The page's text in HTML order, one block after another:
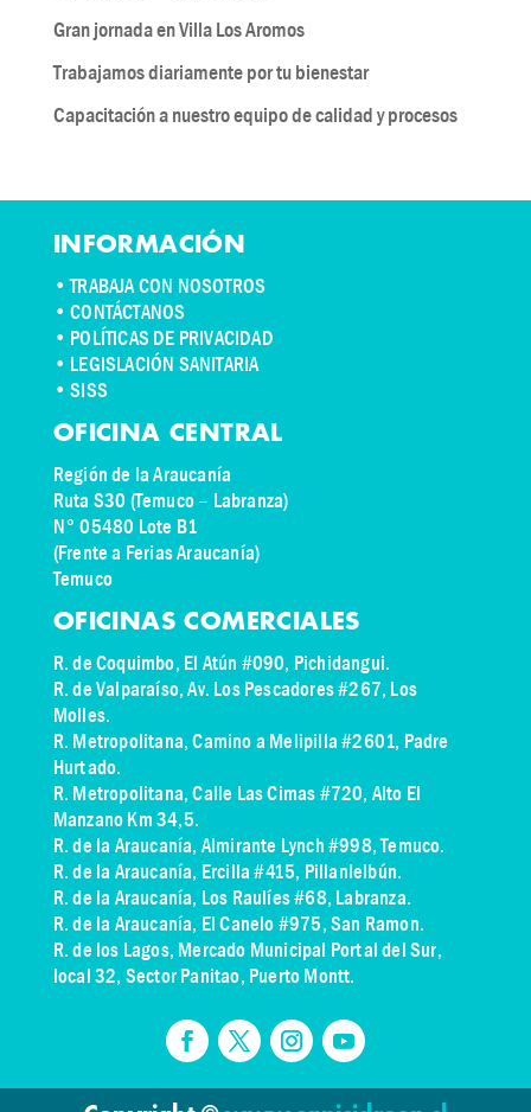
Gran jornada en Villa Los Aromos
Trabajamos diariamente por tu bienestar
Capacitación a nuestro equipo de calidad y procesos
INFORMACIÓN
•TRABAJA CON NOSOTROS
•CONTÁCTANOS
• POLÍTICAS DE PRIVACIDAD
• LEGISLACIÓN SANITARIA
• SISS
OFICINA CENTRAL
Región de la Araucanía
Ruta S30 (Temuco – Labranza)
N° 05480 Lote B1
(Frente a Ferias Araucanía)
Temuco
OFICINAS COMERCIALES
R. de Coquimbo, El Atún #090, Pichidangui.
R. de Valparaíso, Av. Los Pescadores #267, Los
Molles.
R. Metropolitana, Camino a Melipilla #2601, Padre
Hurtado.
R. Metropolitana, Calle Las Cimas #720, Alto El
Manzano Km 34,5.
R. de la Araucanía, Almirante Lynch #998, Temuco.
R. de la Araucanía, Ercilla #415, Pillanlelbún.
R. de la Araucanía, Los Raulíes #68, Labranza.
R. de la Araucanía, El Canelo #975, San Ramon.
R. de los Lagos, Mercado Municipal Portal del Sur,
local 32, Sector Panitao, Puerto Montt.